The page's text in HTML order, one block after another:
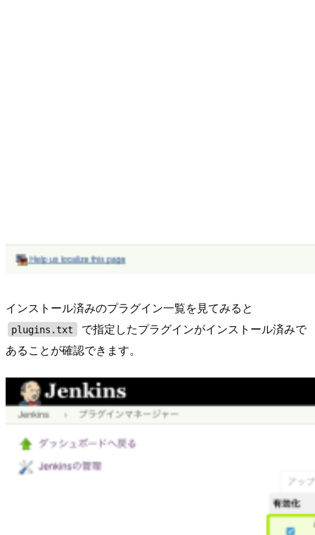
インストール済みのプラグイン一覧を見てみると
plugins.txt
で指定したプラグインがインストール済みで
あることが確認できます。